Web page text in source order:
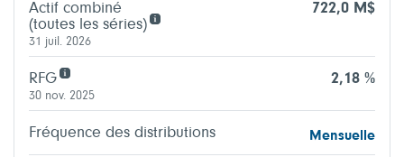
Actif combiné
(toutes les séries)
722,0 M$
31 juil. 2026
RFG 2,18 %
30 nov. 2025
Fréquence des distributions Mensuelle